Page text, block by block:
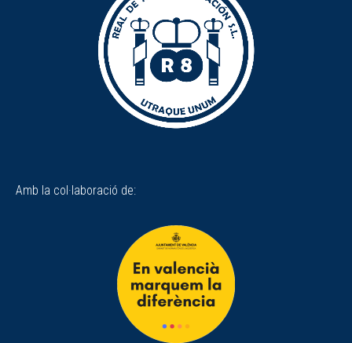
Amb la col·laboració de: